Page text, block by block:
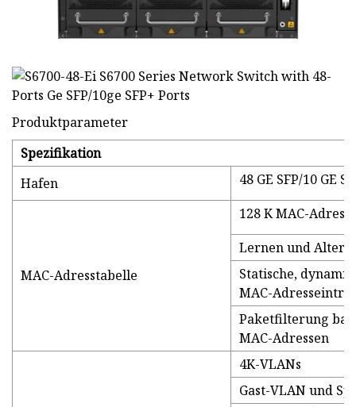
Produktparameter
Spezifikation
Hafen
48 GE SFP/10 GE
MAC-Adresstabelle
128 K MAC-
Lernen und Altern
Statische,
MAC-
Paketfilterung
MAC-Adressen
4K-VLANs
Gast-VLAN und